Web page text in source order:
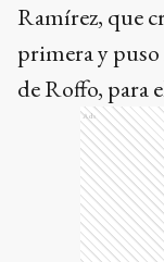
Ramírez, que
primera y
de Roffo, para
Ads